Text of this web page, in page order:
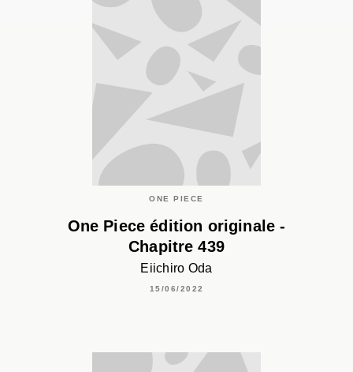
ONE PIECE
One Piece édition originale -
Chapitre 439
Eiichiro Oda
15/06/2022